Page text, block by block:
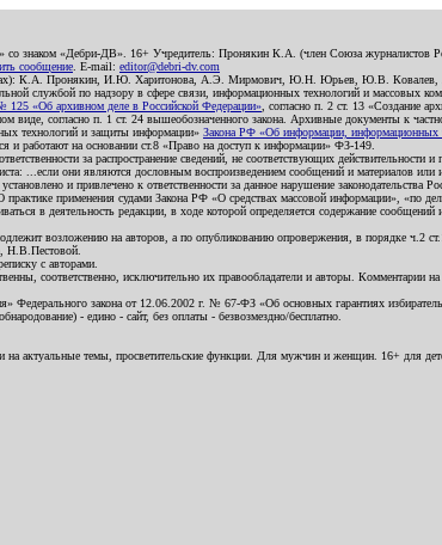
со знаком «Дебри-ДВ». 16+ Учредитель: Пронякин К.А. (член Союза
сообщение . E-mail: editor@debri-dv.com
началах): К.А. Пронякин, И.Ю. Харитонова, А.Э. Мирмович, Ю.Н. Юрьев, Ю.В.
службой по надзору в сфере связи, информационных технологий и массовых
«Об архивном деле в Российской Федерации» , согласно п. 2 ст. 13 «Создание
согласно п. 1 ст. 24 вышеобозначенного закона. Архивные документы к
технологий и защиты информации» Закона РФ «Об информации, информационных
и работают на основании ст.8 «Право на доступ к информации» ФЗ-149.
за распространение сведений, не соответствующих
...если они являются дословным воспроизведением сообщений и материалов
и привлечено к ответственности за данное нарушение законодательства
применения судами Закона РФ «О средствах массовой информации», «по
в деятельность редакции, в ходе которой определяется содержание сообщений
возложению на авторов, а по опубликованию опровержения, в порядке ч.2
Н.В.Пестовой.
с авторами.
соответственно, исключительно их правообладатели и авторы.
Федерального закона от 12.06.2002 г. № 67-ФЗ «Об основных гарантиях
- едино - сайт, без оплаты - безвозмездно/бесплатно.
актуальные темы, просветительские функции. Для мужчин и женщин. 16+ для